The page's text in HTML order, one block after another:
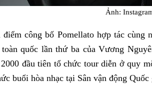
Ảnh:
điểm công bố Pomellato hợp tác cùng
quốc lần thứ ba của Vương
đầu tiên tổ chức tour diễn ở quy
buổi hòa nhạc tại Sân vận động